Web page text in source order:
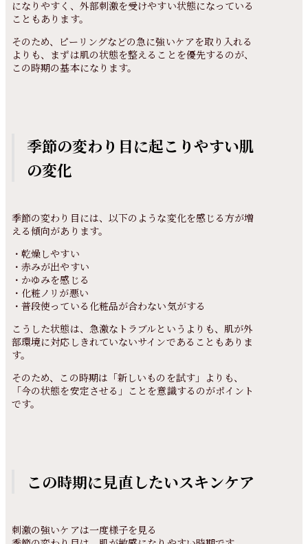
になりやすく、外部刺激を受けやすい状態になっている
こともあります。
そのため、ピーリングなどの急に強いケアを取り入れる
よりも、まずは肌の状態を整えることを優先するのが、
この時期の基本になります。
季節の変わり目に起こりやすい肌
の変化
季節の変わり目には、以下のような変化を感じる方が増
える傾向があります。
・乾燥しやすい
・赤みが出やすい
・かゆみを感じる
・化粧ノリが悪い
・普段使っている化粧品が合わない気がする
こうした状態は、急激なトラブルというよりも、肌が外
部環境に対応しきれていないサインであることもありま
す。
そのため、この時期は「新しいものを試す」よりも、
「今の状態を安定させる」ことを意識するのがポイント
です。
この時期に見直したいスキンケア
刺激の強いケアは一度様子を見る